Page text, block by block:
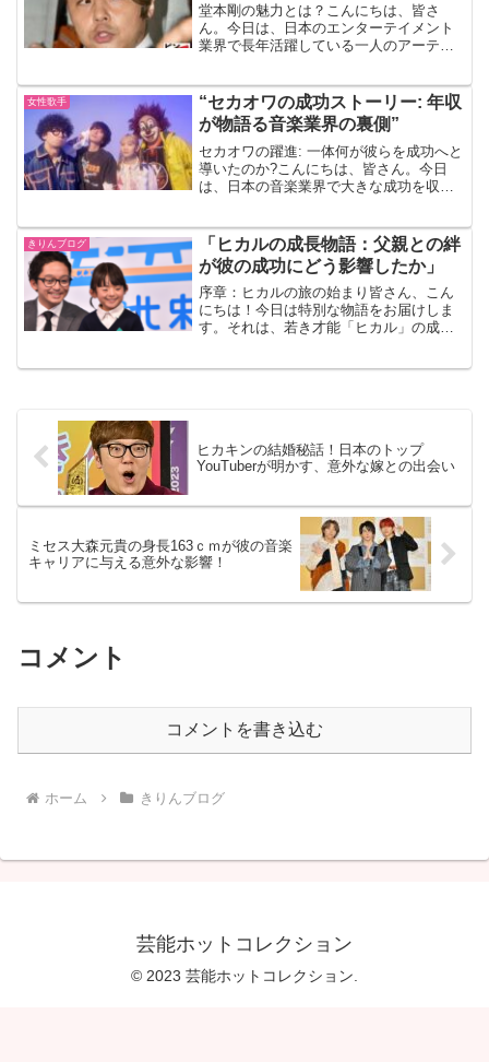
堂本剛の魅力とは？こんにちは、皆さ
ん。今日は、日本のエンターテイメント
業界で長年活躍している一人のアーティ
の深遠な思考と、それを表現するための
多彩な才能です。彼の音楽、...
女性歌手
“セカオワの成功ストーリー: 年収
が物語る音楽業界の裏側”
セカオワの躍進: 一体何が彼らを成功へと
導いたのか?こんにちは、皆さん。今日
は、日本の音楽業界で大きな成功を収め
く、彼らの才能、努力、そして音楽業界
の裏側について理解する...
きりんブログ
「ヒカルの成長物語：父親との絆
が彼の成功にどう影響したか」
序章：ヒカルの旅の始まり皆さん、こん
にちは！今日は特別な物語をお届けしま
す。それは、若き才能「ヒカル」の成長
ヒカキンの結婚秘話！日本のトップ
YouTuberが明かす、意外な嫁との出会い
ミセス大森元貴の身長163ｃｍが彼の音楽
キャリアに与える意外な影響！
コメント
コメントを書き込む
ホーム きりんブログ
芸能ホットコレクション
© 2023 芸能ホットコレクション.